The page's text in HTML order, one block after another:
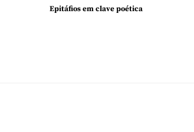
Epitáfios em clave poética